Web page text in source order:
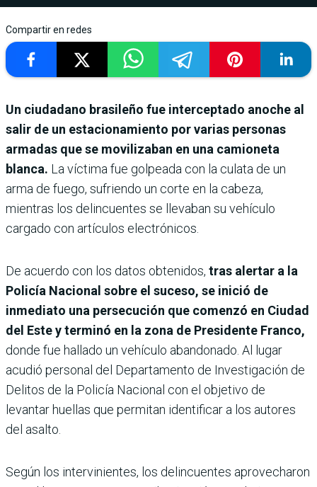
Compartir en redes
Un ciudadano brasileño fue interceptado anoche al
salir de un estacionamiento por varias personas
armadas que se movilizaban en una camioneta
blanca. La víctima fue golpeada con la culata de un
arma de fuego, sufriendo un corte en la cabeza,
mientras los delincuentes se llevaban su vehículo
cargado con artículos electrónicos.
De acuerdo con los datos obtenidos, tras alertar a la
Policía Nacional sobre el suceso, se inició de
inmediato una persecución que comenzó en Ciudad
del Este y terminó en la zona de Presidente Franco,
donde fue hallado un vehículo abandonado. Al lugar
acudió personal del Departamento de Investigación de
Delitos de la Policía Nacional con el objetivo de
levantar huellas que permitan identificar a los autores
del asalto.
Según los intervinientes, los delincuentes aprovecharon